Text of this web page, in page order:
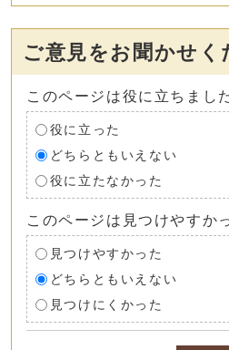
ご意見をお聞かせく
このページは役に立ちまし
役に立った
どちらともいえない
役に立たなかった
このページは見つけやすか
見つけやすかった
どちらともいえない
見つけにくかった